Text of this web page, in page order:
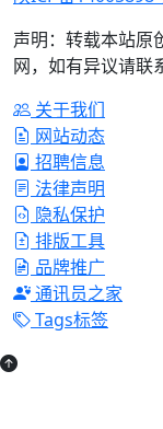
声明：转载本站原
网，如有异议请联
关于我们
网站动态
招聘信息
法律声明
隐私保护
排版工具
品牌推广
通讯员之家
Tags标签